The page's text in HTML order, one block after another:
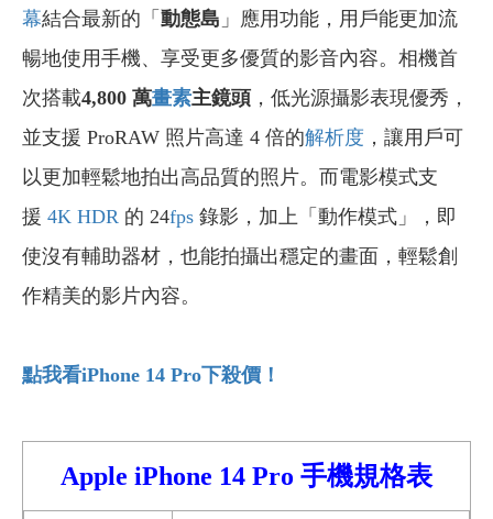
幕結合最新的「 動態島 」應用功能，用戶能更加流
暢地使用手機、享受更多優質的影音內容。相機首
次搭載4,800 萬畫素主鏡頭，低光源攝影表現優秀，
並支援 ProRAW 照片高達 4 倍的解析度 ，讓用戶可
以更加輕鬆地拍出高品質的照片。而電影模式支
援 4K HDR 的 24fps 錄影，加上「動作模式」，即
使沒有輔助器材，也能拍攝出穩定的畫面，輕鬆創
作精美的影片內容。
點我看iPhone 14 Pro下殺價！
Apple iPhone 14 Pro 手機規格表